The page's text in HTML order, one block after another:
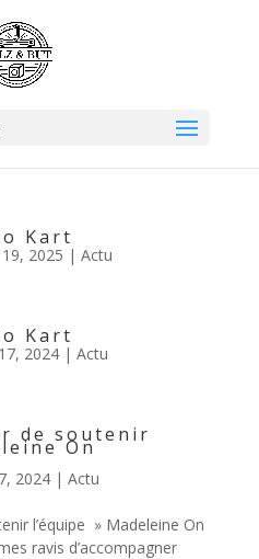
Kart
2025 | Actu
Kart
2024| Actu
de soutenir
On
2024| Actu
l’équipe » Madeleine On
ravis d’accompagner